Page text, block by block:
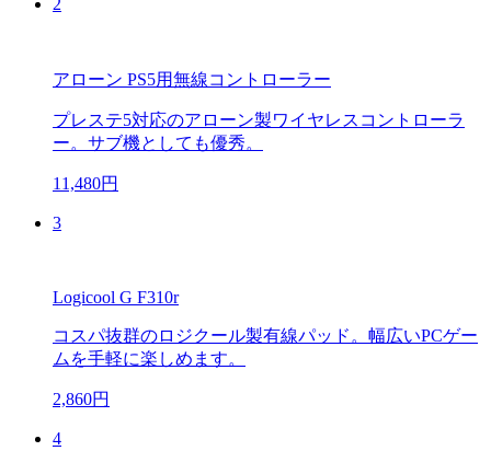
2
アローン PS5用無線コントローラー
プレステ5対応のアローン製ワイヤレスコントローラ
ー。サブ機としても優秀。
11,480円
3
Logicool G F310r
コスパ抜群のロジクール製有線パッド。幅広いPCゲー
ムを手軽に楽しめます。
2,860円
4